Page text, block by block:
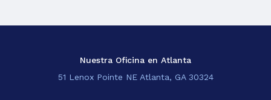
Blogs
Sedes
Nuestra Oficina en Atlanta
51 Lenox Pointe NE Atlanta, GA 30324